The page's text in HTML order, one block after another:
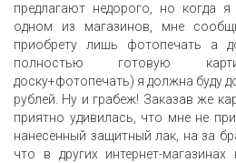
предлагают недорого, но когда
одном из магазинов, мне
приобрету лишь фотопечать а
полностью готовую
доску+фотопечать) я должна буду
рублей. Ну и грабеж! Заказав же
приятно удивилась, что мне не
нанесенный защитный лак, на за
что в других интернет-